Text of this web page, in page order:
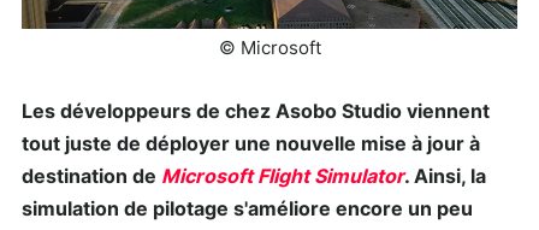
© Microsoft
Les développeurs de chez Asobo Studio viennent
tout juste de déployer une nouvelle mise à jour à
destination de Microsoft Flight Simulator. Ainsi, la
simulation de pilotage s'améliore encore un peu